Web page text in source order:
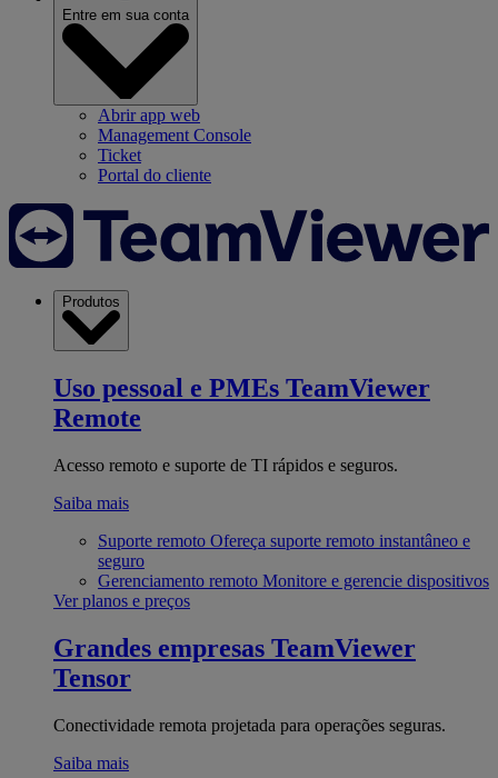
Entre em sua conta
Abrir app web
Management Console
Ticket
Portal do cliente
Produtos
Uso pessoal e PMEs TeamViewer
Remote
Acesso remoto e suporte de TI rápidos e seguros.
Saiba mais
Suporte remoto Ofereça suporte remoto instantâneo e
seguro
Gerenciamento remoto Monitore e gerencie dispositivos
Ver planos e preços
Grandes empresas TeamViewer
Tensor
Conectividade remota projetada para operações seguras.
Saiba mais